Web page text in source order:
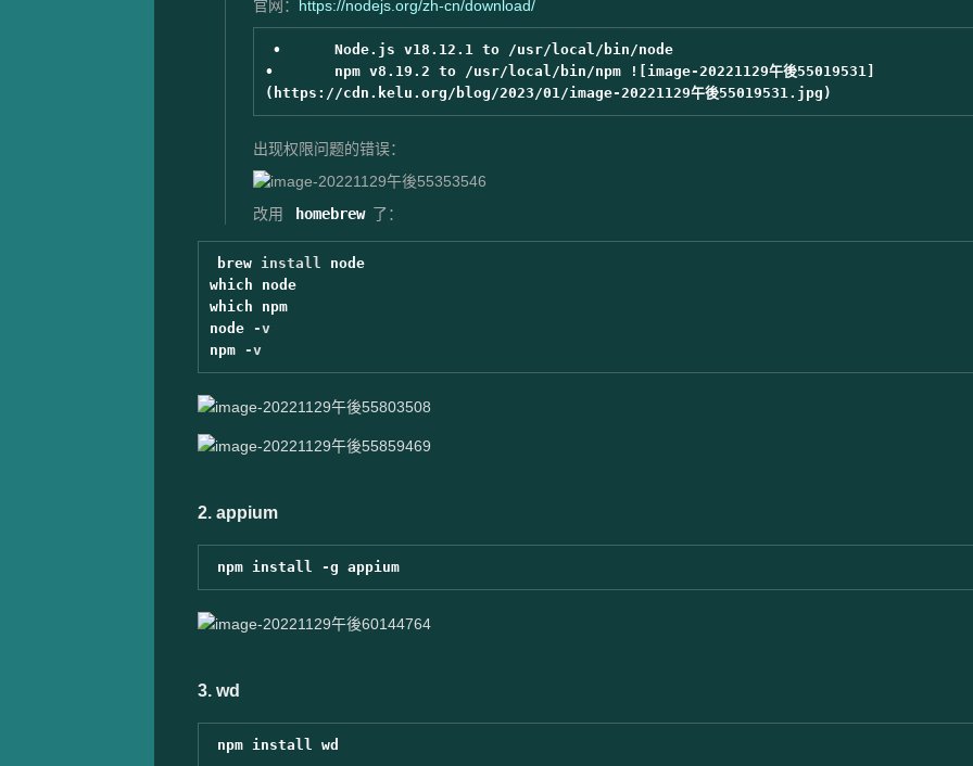
官网： https://nodejs.org/zh-cn/download/
•	Node.js v18.12.1 to /usr/local/bin/node
•	npm v8.19.2 to /usr/local/bin/npm ![image-20221129午後55019531]
出现权限问题的错误：
改用 homebrew 了：
brew install node
which node
which npm
node
-v
npm
-v
2. appium
npm install -g appium
3. wd